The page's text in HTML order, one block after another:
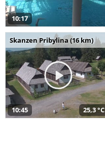
10:17
Skanzen Pribylina (16 km)
10:45 25,3 °C